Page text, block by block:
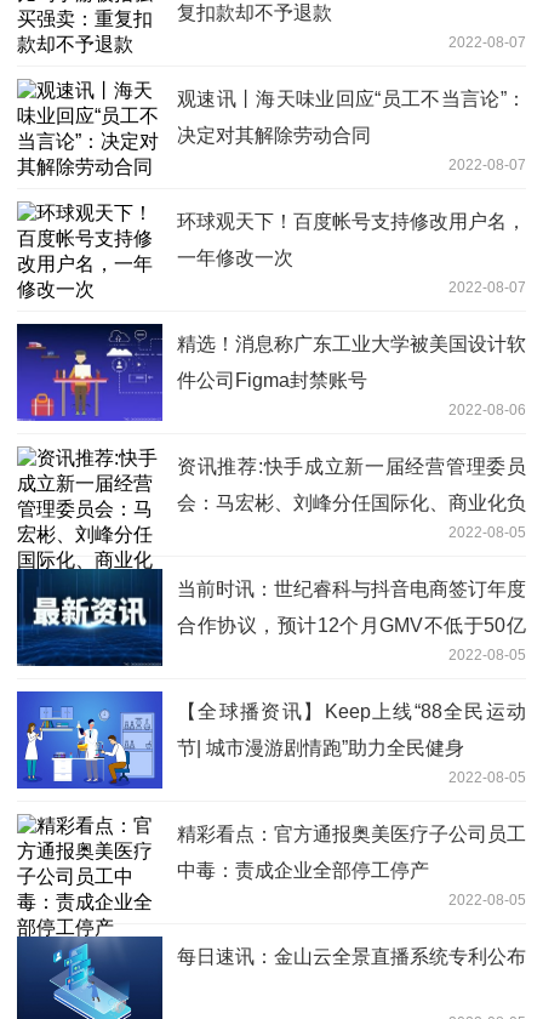
复扣款却不予退款
2022-08-07
观速讯丨海天味业回应“员工不当言论”：
决定对其解除劳动合同
2022-08-07
环球观天下！百度帐号支持修改用户名，
一年修改一次
2022-08-07
精选！​消息称广东工业大学被美国设计软
件公司Figma封禁账号
2022-08-06
资讯推荐:快手成立新一届经营管理委员
会：马宏彬、刘峰分任国际化、商业化负
2022-08-05
当前时讯：世纪睿科与抖音电商签订年度
合作协议，预计12个月GMV不低于50亿
2022-08-05
【全球播资讯】Keep上线“88全民运动
节| 城市漫游剧情跑”助力全民健身
2022-08-05
精彩看点：官方通报奥美医疗子公司员工
中毒：责成企业全部停工停产
2022-08-05
每日速讯：金山云全景直播系统专利公布